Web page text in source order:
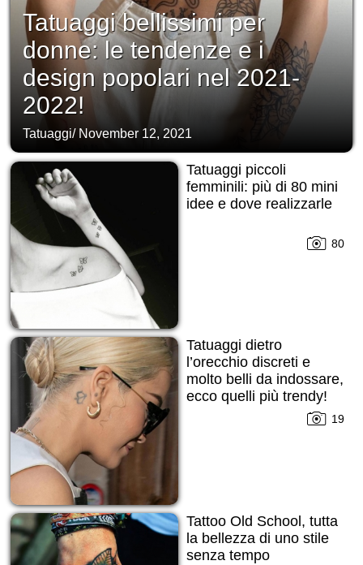
Tatuaggi bellissimi per
donne: le tendenze e i
design popolari nel 2021-
2022!
Tatuaggi/ November 12, 2021
Tatuaggi piccoli
femminili: più di 80 mini
idee e dove realizzarle
80
Tatuaggi dietro
l’orecchio discreti e
molto belli da indossare,
ecco quelli più trendy!
19
Tattoo Old School, tutta
la bellezza di uno stile
senza tempo